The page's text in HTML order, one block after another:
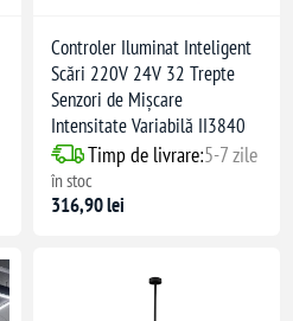
Controler Iluminat Inteligent
Scări 220V 24V 32 Trepte
Senzori de Mișcare
Intensitate Variabilă II3840
Timp de livrare:5-7 zile
în stoc
316,90 lei